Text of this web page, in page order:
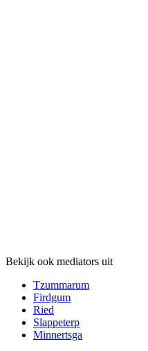
Bekijk ook mediators uit
Tzummarum
Firdgum
Ried
Slappeterp
Minnertsga